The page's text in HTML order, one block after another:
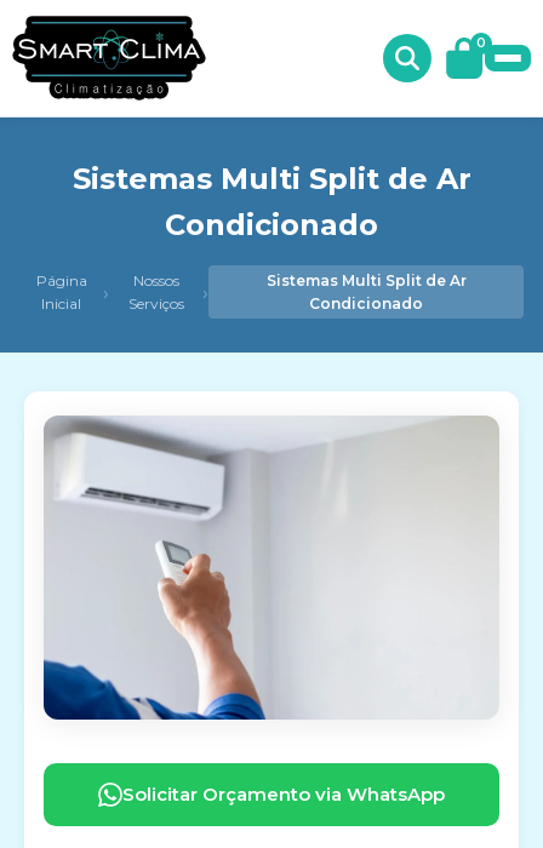
0
Sistemas Multi Split de Ar
Condicionado
Página
Inicial
›
Nossos
Serviços
›
Sistemas Multi Split de Ar
Condicionado
Solicitar Orçamento via WhatsApp